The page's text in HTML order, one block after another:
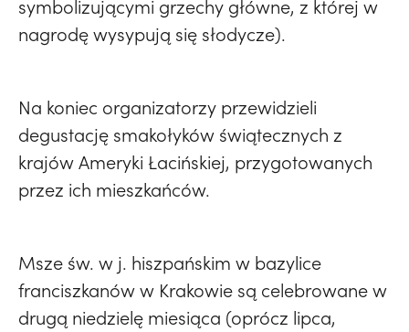
symbolizującymi grzechy główne, z której w
nagrodę wysypują się słodycze).
Na koniec organizatorzy przewidzieli
degustację smakołyków świątecznych z
krajów Ameryki Łacińskiej, przygotowanych
przez ich mieszkańców.
Msze św. w j. hiszpańskim w bazylice
franciszkanów w Krakowie są celebrowane w
drugą niedzielę miesiąca (oprócz lipca,